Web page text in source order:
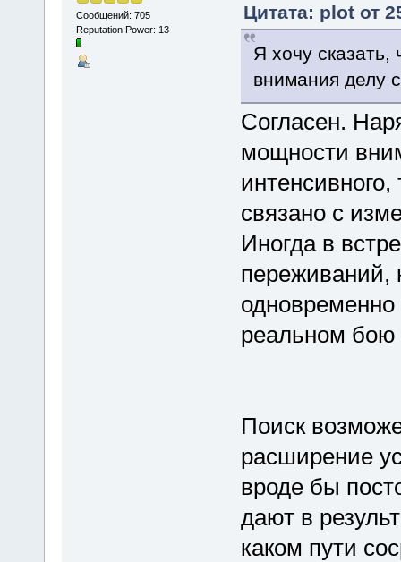
Сообщений: 705
Reputation Power: 13
Цитата: plot от
Я хочу
внимания делу
Согласен.
мощности
связано с
Иногда в
переживаний,
реальном бою
Поиск
расширение
вроде бы
дают в
каком пути